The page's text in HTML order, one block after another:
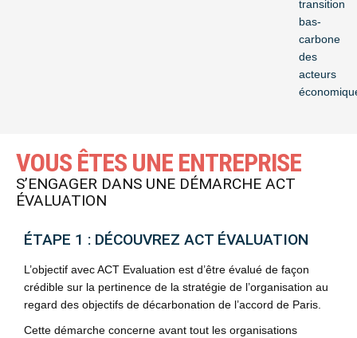
transition
bas-
carbone
des
acteurs
VOUS ÊTES UNE ENTREPRISE
S’ENGAGER DANS UNE DÉMARCHE ACT
ÉVALUATION
ÉTAPE 1 : DÉCOUVREZ ACT ÉVALUATION
L’objectif avec ACT Evaluation est d’être évalué de façon
crédible sur la pertinence de la stratégie de l’organisation au
regard des objectifs de décarbonation de l’accord de Paris.
Cette démarche concerne avant tout les organisations